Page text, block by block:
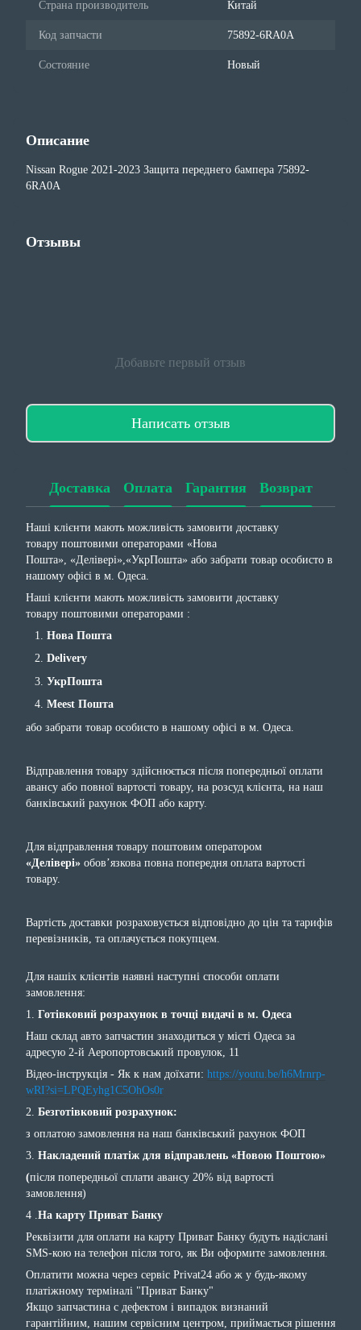
Страна производитель Китай
Код запчасти 75892-6RA0A
Состояние Новый
Описание
Nissan Rogue 2021-2023 Защита переднего бампера 75892-
6RA0A
Отзывы
Добавьте первый отзыв
Написать отзыв
Доставка Оплата Гарантия Возврат
Наші клієнти мають можливість замовити доставку
товару поштовими операторами «Нова
Пошта», «Делівері»,«УкрПошта» або забрати товар особисто в
нашому офісі в м. Одеса.
Наші клієнти мають можливість замовити доставку
товару поштовими операторами :
Нова Пошта
Delivery
УкрПошта
Meest Пошта
або забрати товар особисто в нашому офісі в м. Одеса.
Відправлення товару здійснюється після попередньої оплати
авансу або повної вартості товару, на розсуд клієнта, на наш
банківський рахунок ФОП або карту.
Для відправлення товару поштовим оператором
«Делівері» обов’язкова повна попередня оплата вартості
товару.
Вартість доставки розраховується відповідно до цін та тарифів
перевізників, та оплачується покупцем.
Для нашіх клієнтів наявні наступні способи оплати
замовлення:
1. Готівковий розрахунок в точці видачі в м. Одеса
Наш склад авто запчастин знаходиться у місті Одеса за
адресую 2-й Аеропортовський провулок, 11
Відео-інструкція - Як к нам доїхати: https://youtu.be/h6Mrnrp-
wRI?si=LPQEyhg1C5OhOs0r
2. Безготівковий розрахунок:
з оплатою замовлення на наш банківський рахунок ФОП
3. Накладений платіж для відправлень «Новою Поштою»
(після попередньої сплати авансу 20% від вартості
замовлення)
4 . На карту Приват Банку
Реквізити для оплати на карту Приват Банку будуть надіслані
SMS-кою на телефон після того, як Ви оформите замовлення.
Оплатити можна через сервіс Privat24 або ж у будь-якому
платіжному терміналі "Приват Банку"
Якщо запчастина с дефектом і випадок визнаний
гарантійним, нашим сервісним центром, приймається рішення